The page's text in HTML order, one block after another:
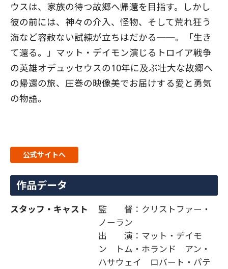
ウスは、家族の待つ故郷へ帰還を目指す。しかし
彼の前には、神々の介入、怪物、そして荒れ狂う
海など容赦ない試練が立ちはだかる──。「生き
て還る。」マット・デイモン演じるトロイア戦争
の英雄オデュッセウスの10年に及ぶ壮大な故郷へ
の帰還の旅、圧巻の映像美でお届けする愛と勇気
の物語。
公式サイトへ
作品データ
スタッフ・キャスト
監 督：クリストファー・
ノーラン
出 演：マット・デイモ
ン トム・ホランド アン・
ハサウェイ ロバート・パテ